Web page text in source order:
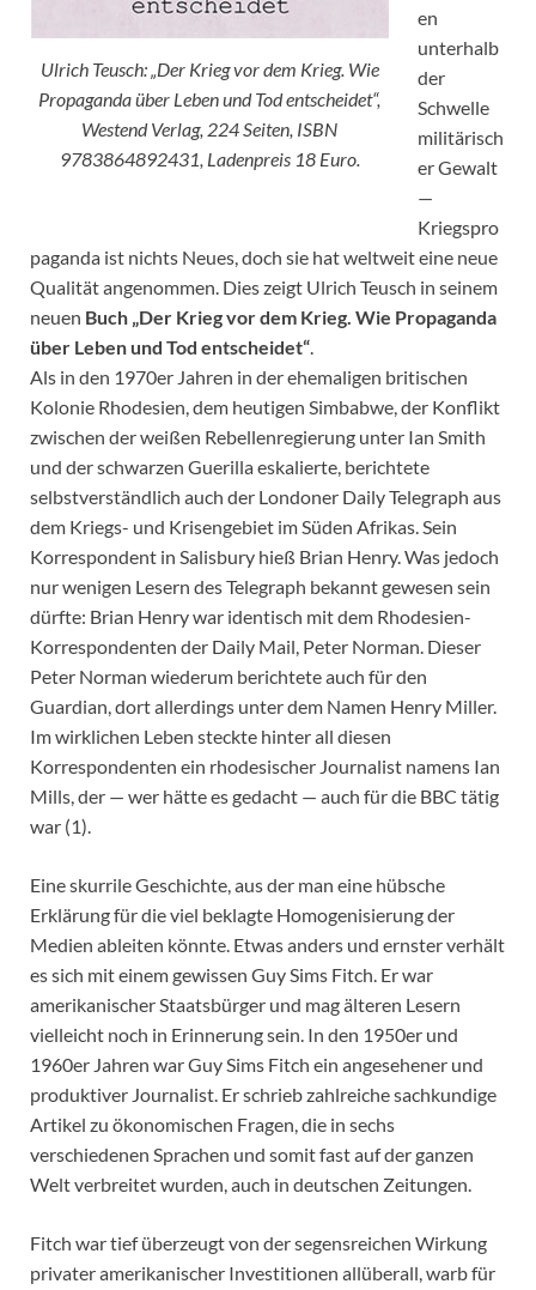
Ulrich Teusch: „Der Krieg vor dem Krieg. Wie
Propaganda über Leben und Tod entscheidet“,
Westend Verlag, 224 Seiten, ISBN
9783864892431, Ladenpreis 18 Euro.
en
unterhalb
der
Schwelle
militärisch
er Gewalt
—
Kriegspro
paganda ist nichts Neues, doch sie hat weltweit eine neue
Qualität angenommen. Dies zeigt Ulrich Teusch in seinem
neuen Buch „Der Krieg vor dem Krieg. Wie Propaganda
über Leben und Tod entscheidet“.
Als in den 1970er Jahren in der ehemaligen britischen
Kolonie Rhodesien, dem heutigen Simbabwe, der Konflikt
zwischen der weißen Rebellenregierung unter Ian Smith
und der schwarzen Guerilla eskalierte, berichtete
selbstverständlich auch der Londoner Daily Telegraph aus
dem Kriegs- und Krisengebiet im Süden Afrikas. Sein
Korrespondent in Salisbury hieß Brian Henry. Was jedoch
nur wenigen Lesern des Telegraph bekannt gewesen sein
dürfte: Brian Henry war identisch mit dem Rhodesien-
Korrespondenten der Daily Mail, Peter Norman. Dieser
Peter Norman wiederum berichtete auch für den
Guardian, dort allerdings unter dem Namen Henry Miller.
Im wirklichen Leben steckte hinter all diesen
Korrespondenten ein rhodesischer Journalist namens Ian
Mills, der — wer hätte es gedacht — auch für die BBC tätig
war (1).
Eine skurrile Geschichte, aus der man eine hübsche
Erklärung für die viel beklagte Homogenisierung der
Medien ableiten könnte. Etwas anders und ernster verhält
es sich mit einem gewissen Guy Sims Fitch. Er war
amerikanischer Staatsbürger und mag älteren Lesern
vielleicht noch in Erinnerung sein. In den 1950er und
1960er Jahren war Guy Sims Fitch ein angesehener und
produktiver Journalist. Er schrieb zahlreiche sachkundige
Artikel zu ökonomischen Fragen, die in sechs
verschiedenen Sprachen und somit fast auf der ganzen
Welt verbreitet wurden, auch in deutschen Zeitungen.
Fitch war tief überzeugt von der segensreichen Wirkung
privater amerikanischer Investitionen allüberall, warb für